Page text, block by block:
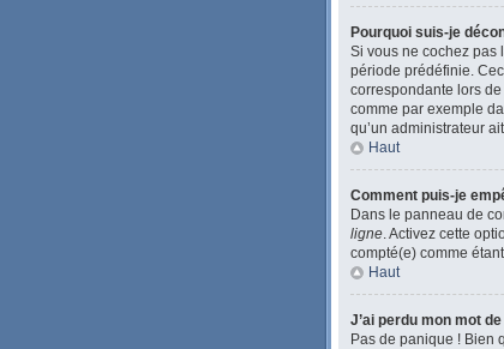
Pourquoi suis-je
Si vous ne cochez pas
période prédéfinie.
correspondante lors
comme par exemple
qu’un administrateur
Haut
Comment puis-je
Dans le panneau de
ligne. Activez cette
compté(e) comme
Haut
J’ai perdu mon mot
Pas de panique ! Bien